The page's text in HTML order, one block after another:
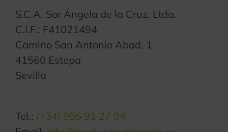
S.C.A. Sor Ángela de la Cruz, Ltda.
C.I.F.: F41021494
Camino San Antonio Abad, 1
41560 Estepa
Sevilla
Tel.: (+34) 955 91 27 94